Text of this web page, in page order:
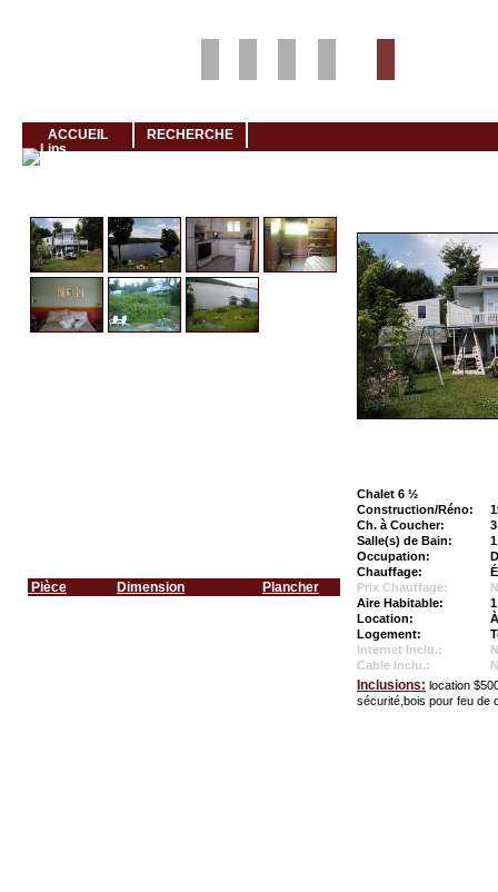
ACCUEIL RECHERCHE
Pièce Dimension Plancher
Chalet 6 ½
Construction/Réno:
Ch. à Coucher:
3
Salle(s) de Bain:
1
Occupation:
Chauffage:
Prix Chauffage:
Aire Habitable:
Location:
Logement:
Internet Inclu.:
Cable Inclu.:
Inclusions: location
sécurité,bois pour feu de